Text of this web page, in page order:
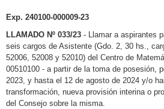
Exp. 240100-000009-23
LLAMADO Nº 033/23 - Llamar a aspirantes
seis cargos de Asistente (Gdo. 2, 30 hs.,
52006, 52008 y 52010) del Centro de
00510100 - a partir de la toma de posesión,
2023, y hasta el 12 de agosto de 2024 y/o
transformación, nueva provisión interina o
del Consejo sobre la misma.